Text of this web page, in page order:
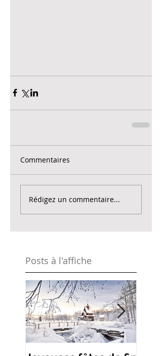
Commentaires
Rédigez un commentaire...
Posts à l'affiche